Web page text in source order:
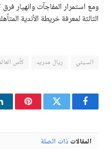
ومع استمرار المفاجآت وانهيار
الثالثة لمعرفة خريطة الأندية
السيتي ريال مدريد كأس
فيسبوكتويتر
المقالات ذات الصلة